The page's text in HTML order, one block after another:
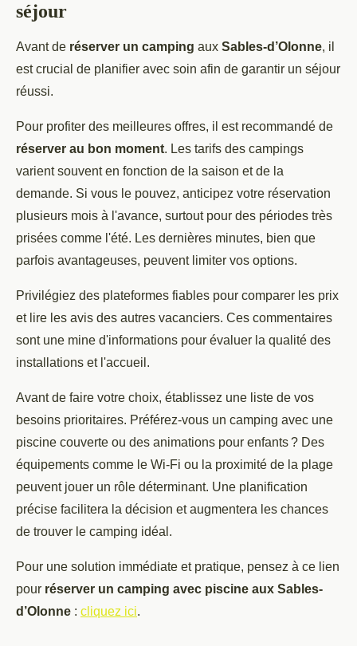
séjour
Avant de réserver un camping aux Sables-d’Olonne, il
est crucial de planifier avec soin afin de garantir un séjour
réussi.
Pour profiter des meilleures offres, il est recommandé de
réserver au bon moment. Les tarifs des campings
varient souvent en fonction de la saison et de la
demande. Si vous le pouvez, anticipez votre réservation
plusieurs mois à l'avance, surtout pour des périodes très
prisées comme l'été. Les dernières minutes, bien que
parfois avantageuses, peuvent limiter vos options.
Privilégiez des plateformes fiables pour comparer les prix
et lire les avis des autres vacanciers. Ces commentaires
sont une mine d'informations pour évaluer la qualité des
installations et l'accueil.
Avant de faire votre choix, établissez une liste de vos
besoins prioritaires. Préférez-vous un camping avec une
piscine couverte ou des animations pour enfants ? Des
équipements comme le Wi-Fi ou la proximité de la plage
peuvent jouer un rôle déterminant. Une planification
précise facilitera la décision et augmentera les chances
de trouver le camping idéal.
Pour une solution immédiate et pratique, pensez à ce lien
pour réserver un camping avec piscine aux Sables-
d’Olonne : cliquez ici.